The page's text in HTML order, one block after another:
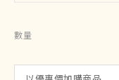
數量